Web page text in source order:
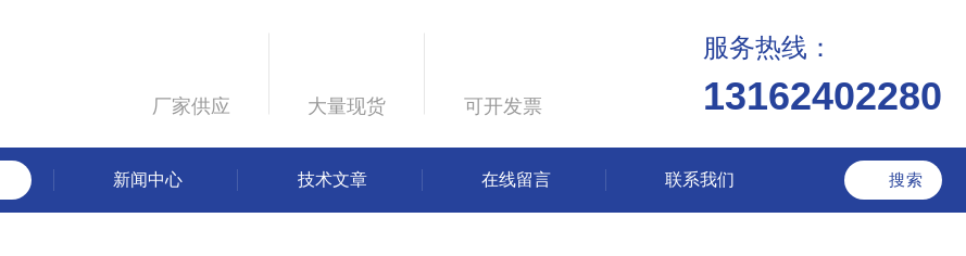
厂家供应 大量现货 可开发票
服务热线：
13162402280
新闻中心 技术文章 在线留言 联系我们